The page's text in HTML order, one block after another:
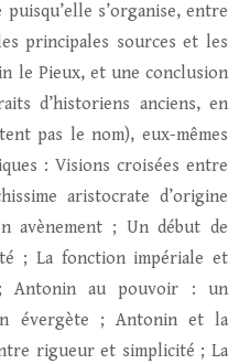
s’organise, entre
principales sources et les
le Pieux, et une conclusion
d’historiens anciens, en
pas le nom), eux-mêmes
: Visions croisées entre
aristocrate d’origine
avènement ; Un début de
; La fonction impériale et
; Antonin au pouvoir : un
évergète ; Antonin et la
rigueur et simplicité ; La